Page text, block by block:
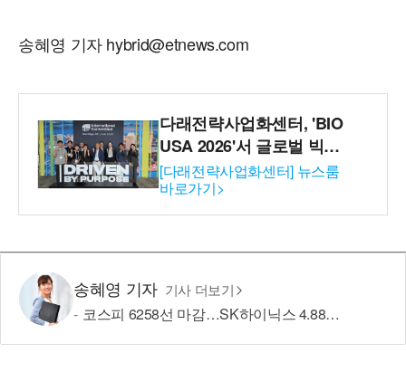
송혜영 기자 hybrid@etnews.com
다래전략사업화센터, 'BIO
USA 2026'서 글로벌 빅파
마와의 비즈니스 미팅 지
원…K-바이오 해외 진출 교
두보 확보
[다래전략사업화센터] 뉴스룸
바로가기>
송혜영 기자 기사 더보기
코스피 6258선 마감…SK하이닉스 4.88% 내려